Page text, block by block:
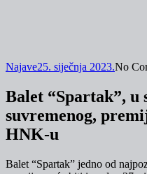
Najave25. siječnja 2023.No
Balet “Spartak”, u
suvremenog,
HNK-u
Balet “Spartak” jedno od